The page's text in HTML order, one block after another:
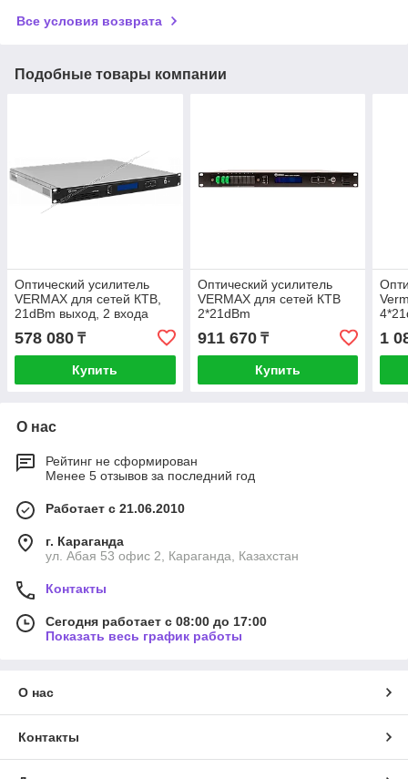
Все условия возврата
Подобные товары компании
Оптический усилитель
VERMAX для сетей КТВ,
21dBm выход, 2 входа
578 080 ₸
Купить
Оптический усилитель
VERMAX для сетей КТВ
2*21dBm
911 670₸
Купить
1
О нас
Рейтинг не сформирован
Менее 5 отзывов за последний год
Работает с 21.06.2010
г. Караганда
ул. Абая 53 офис 2, Караганда, Казахстан
Контакты
Сегодня работает с 08:00 до 17:00
Показать весь график работы
О нас
Контакты